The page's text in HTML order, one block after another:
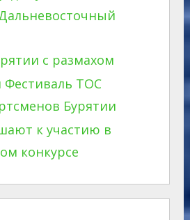
с размахом
Фестиваль ТОС
Бурятии
к участию в
конкурсе